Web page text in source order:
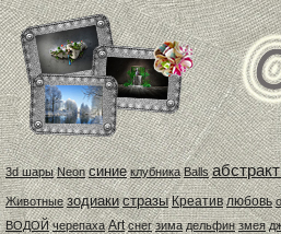
3d шары Neon синие клубника Balls
Животные зодиаки стразы Креатив любовь
ВОДОЙ черепаха Art снег зима дельфин змея